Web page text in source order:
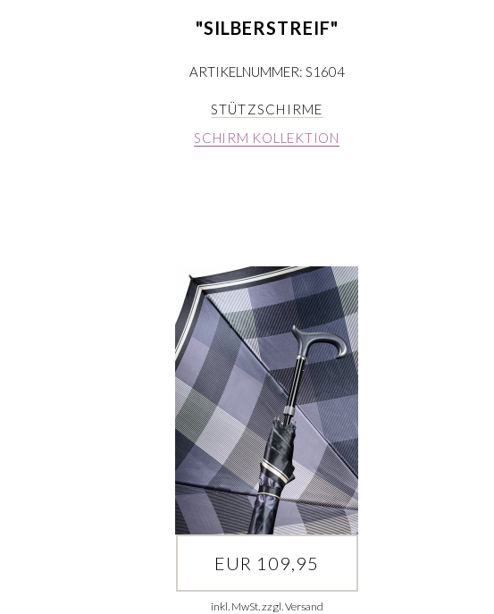
"SILBERSTREIF"
ARTIKELNUMMER: S1604
STÜTZSCHIRME
SCHIRM KOLLEKTION
EUR 109,95
inkl. MwSt. zzgl. Versand